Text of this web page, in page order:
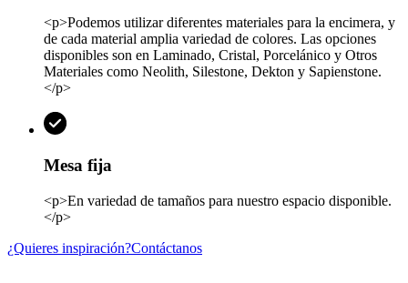
<p>Podemos utilizar diferentes materiales para la encimera, y
de cada material amplia variedad de colores. Las opciones
disponibles son en Laminado, Cristal, Porcelánico y Otros
Materiales como Neolith, Silestone, Dekton y Sapienstone.
</p>
Mesa fija
<p>En variedad de tamaños para nuestro espacio disponible.
</p>
¿Quieres inspiración?Contáctanos